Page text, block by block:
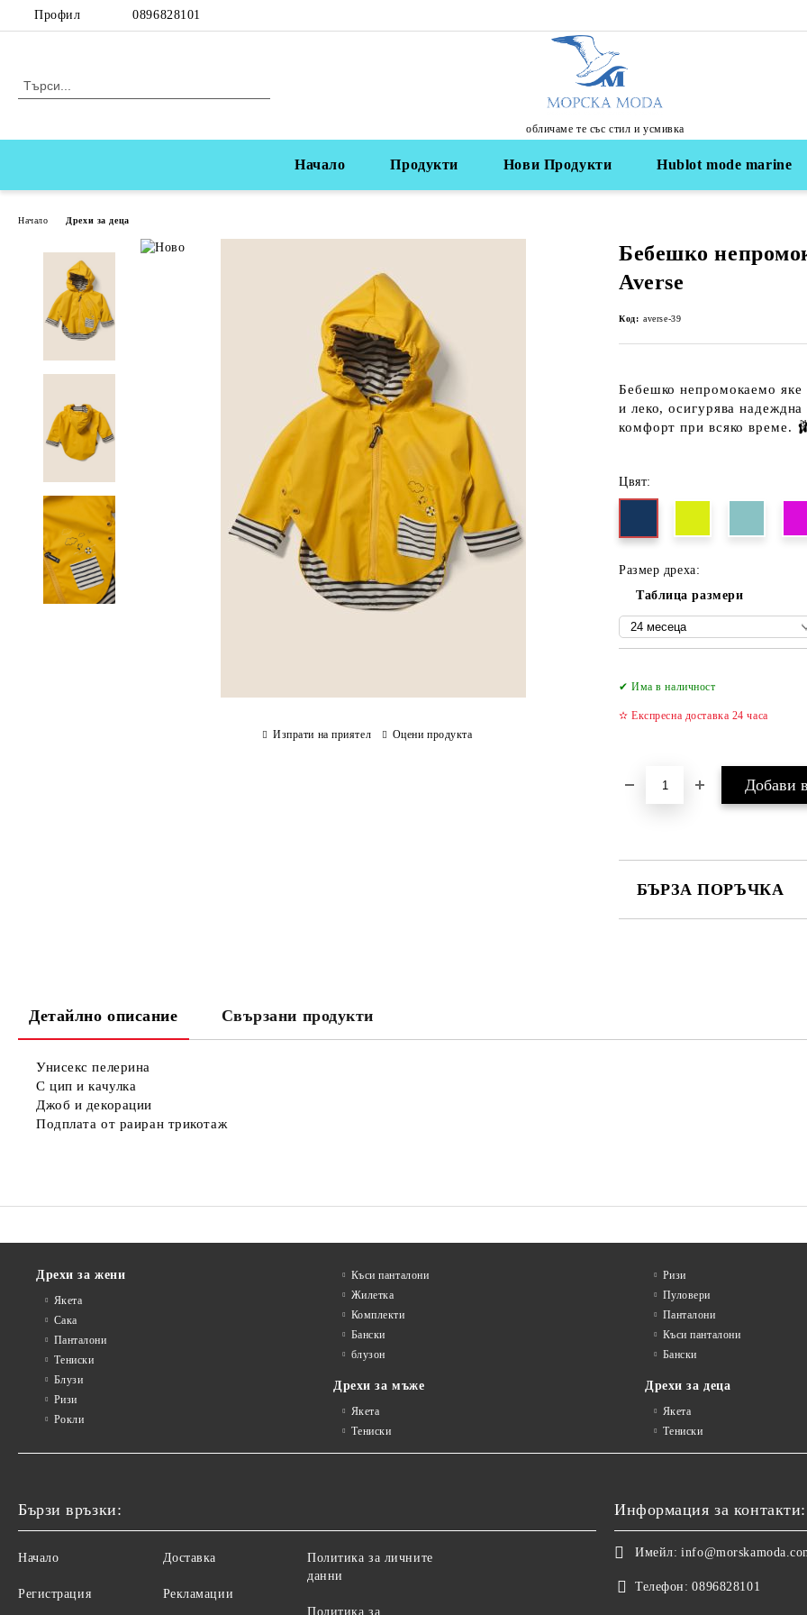
Профил 0896828101
обличаме те със стил и усмивка
Начало Продукти Нови Продукти Hublot mode marine
Начало Дрехи за деца
Бебешко
Averse
Код: averse-39
Бебешконепромокаемо яке
и леко, осигурява
комфорт при всяко време.
Цвят:
Размер дреха:
Таблица размери
✔ Има в наличност
✫ Експресна доставка 24 часа
БЪРЗА ПОРЪЧКА
Изпрати на приятел Оцени продукта
Детайлно описание Свързани продукти
Унисекс пелерина
С цип и качулка
Джоб и декорации
Подплата от раиран трикотаж
Дрехи за жени
Якета
Сакa
Панталони
Тениски
Блузи
Ризи
Рокли
Къси панталони
Жилетка
Комплекти
Бански
блузон
Дрехи за мъже
Якета
Тениски
Ризи
Пуловери
Панталони
Къси панталони
Бански
Дрехи за деца
Якета
Тениски
Бързи връзки:
Начало
Регистрация
Доставка
Рекламации
Политика за личните
данни
Политика за
Информация за контакти:
Имейл:
Телефон: 0896828101